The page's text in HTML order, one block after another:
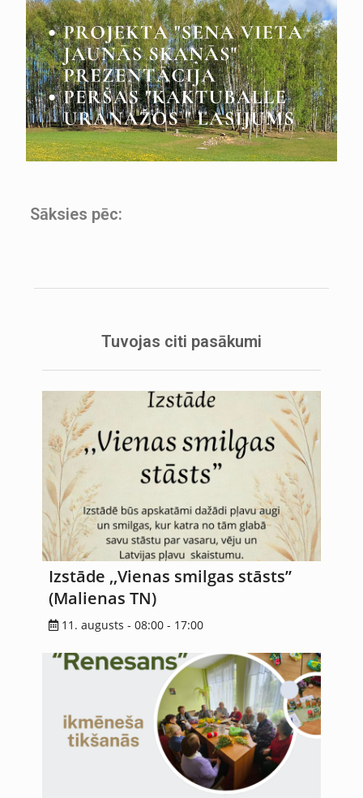
Sāksies pēc:
Tuvojas citi pasākumi
Izstāde ,,Vienas smilgas stāsts”
(Malienas TN)
11. augusts - 08:00 - 17:00